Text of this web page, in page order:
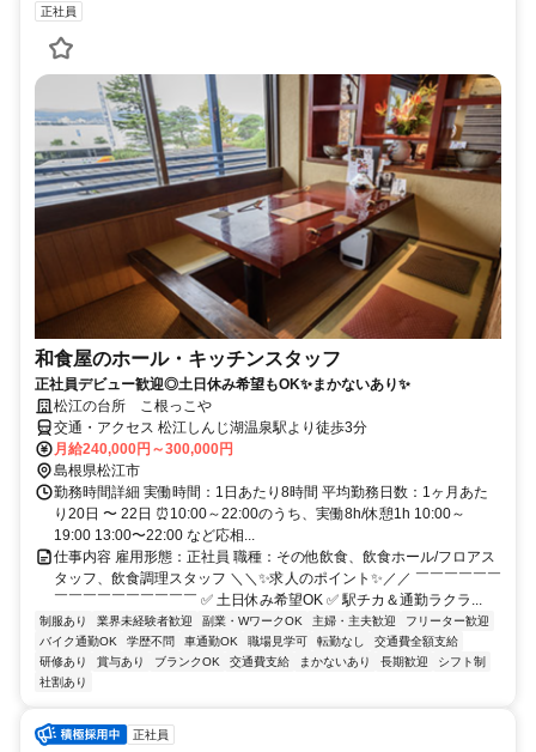
正社員
和食屋のホール・キッチンスタッフ
正社員デビュー歓迎◎土日休み希望もOK✨まかないあり✨
松江の台所 こ根っこや
交通・アクセス 松江しんじ湖温泉駅より徒歩3分
月給240,000円～300,000円
島根県松江市
勤務時間詳細 実働時間：1日あたり8時間 平均勤務日数：1ヶ月あた
り20日 〜 22日 ⏰10:00～22:00のうち、実働8h/休憩1h 10:00～
19:00 13:00〜22:00 など応相...
仕事内容 雇用形態：正社員 職種：その他飲食、飲食ホール/フロアス
タッフ、飲食調理スタッフ ＼＼✨求人のポイント✨／／ ￣￣￣￣￣￣
￣￣￣￣￣￣￣￣￣￣ ✅ 土日休み希望OK ✅ 駅チカ＆通勤ラクラ...
制服あり 業界未経験者歓迎 副業・WワークOK 主婦・主夫歓迎
フリーター歓迎
バイク通勤OK
学歴不問 車通勤OK 職場見学可 転勤なし
交通費全額支給
研修あり
賞与あり ブランクOK 交通費支給 まかないあり 長期歓迎
シフト制
社割あり
正社員